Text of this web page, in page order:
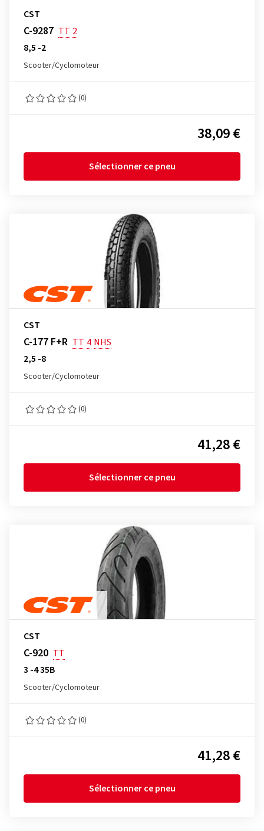
CST
C-9287 TT 2
8,5 -2
Scooter/Cyclomoteur
(0)
38,09 €
Sélectionner ce pneu
CST
C-177 F+R TT 4 NHS
2,5 -8
Scooter/Cyclomoteur
(0)
41,28 €
Sélectionner ce pneu
CST
C-920 TT
3 -4 35B
Scooter/Cyclomoteur
(0)
41,28 €
Sélectionner ce pneu